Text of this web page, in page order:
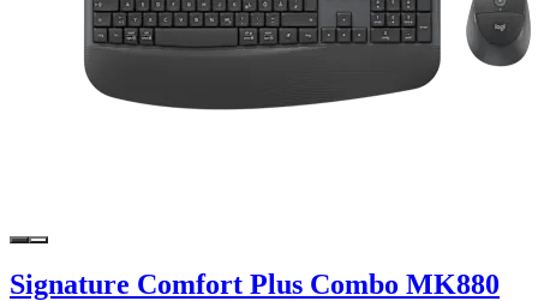
Signature Comfort Plus Combo MK880